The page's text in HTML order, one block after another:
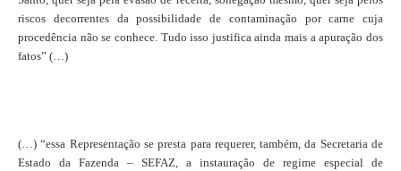
riscos decorrentes da possibilidade de contaminação por carne cuja
procedência não se conhece. Tudo isso justifica ainda mais a apuração dos
fatos” (…)
(…) “essa Representação se presta para requerer, também, da Secretaria de
Estado da Fazenda – SEFAZ, a instauração de regime especial de